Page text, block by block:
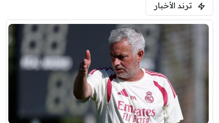
ترند الأخبار